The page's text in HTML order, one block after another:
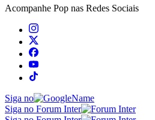
Acompanhe Pop nas Redes Sociais
Siga no
Siga no Forum Inter